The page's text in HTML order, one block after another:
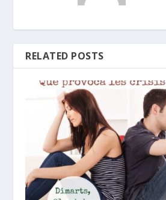
RELATED POSTS